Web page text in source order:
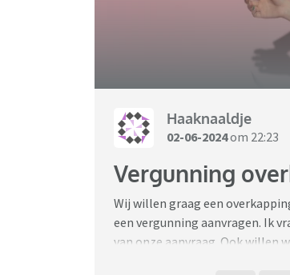
Haaknaaldje
02-06-2024om 22:23
Vergunning
Wij willen graag een
een vergunning aanvragen. Ik
van onze aanvraag. Ook willen
vergunning hebben gekregen